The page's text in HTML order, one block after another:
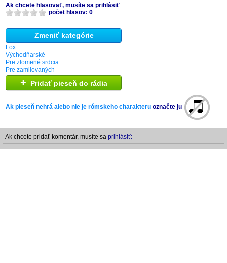
Ak chcete hlasovať, musíte sa prihlásiť
počet hlasov: 0
Zmeniť kategórie
Fox
Východňarské
Pre zlomené srdcia
Pre zamilovaných
+ Pridať pieseň do rádia
Ak pieseň nehrá alebo nie je rómskeho charakteru označte ju
Ak chcete pridať komentár, musíte sa prihlásiť: